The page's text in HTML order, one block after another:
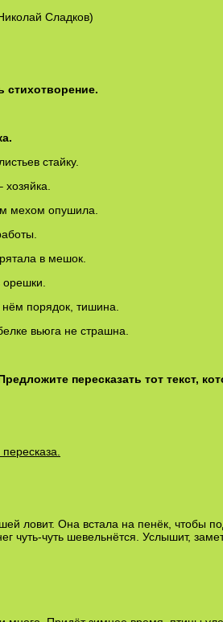
стихотворение.
стайку.
мехом опушила.
в мешок.
порядок, тишина.
вьюга не страшна.
пересказать тот текст,
ловит. Она встала на пенёк, чтобы
чуть-чуть шевельнётся. Услышит,